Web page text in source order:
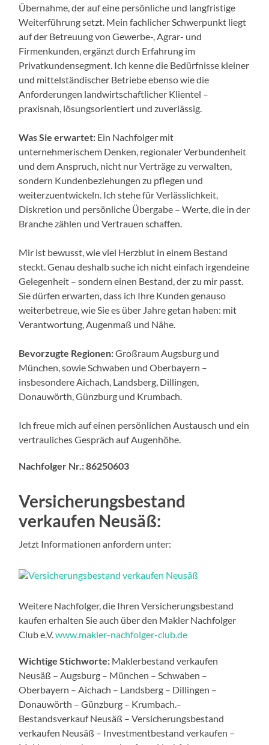
Übernahme, der auf eine persönliche und langfristige
Weiterführung setzt. Mein fachlicher Schwerpunkt liegt
auf der Betreuung von Gewerbe-, Agrar- und
Firmenkunden, ergänzt durch Erfahrung im
Privatkundensegment. Ich kenne die Bedürfnisse kleiner
und mittelständischer Betriebe ebenso wie die
Anforderungen landwirtschaftlicher Klientel –
praxisnah, lösungsorientiert und zuverlässig.
Was Sie erwartet: Ein Nachfolger mit
unternehmerischem Denken, regionaler Verbundenheit
und dem Anspruch, nicht nur Verträge zu verwalten,
sondern Kundenbeziehungen zu pflegen und
weiterzuentwickeln. Ich stehe für Verlässlichkeit,
Diskretion und persönliche Übergabe – Werte, die in der
Branche zählen und Vertrauen schaffen.
Mir ist bewusst, wie viel Herzblut in einem Bestand
steckt. Genau deshalb suche ich nicht einfach irgendeine
Gelegenheit – sondern einen Bestand, der zu mir passt.
Sie dürfen erwarten, dass ich Ihre Kunden genauso
weiterbetreue, wie Sie es über Jahre getan haben: mit
Verantwortung, Augenmaß und Nähe.
Bevorzugte Regionen:Großraum Augsburg und
München, sowie Schwaben und Oberbayern –
insbesondere Aichach, Landsberg, Dillingen,
Donauwörth, Günzburg und Krumbach.
Ich freue mich auf einen persönlichen Austausch und ein
vertrauliches Gespräch auf Augenhöhe.
Nachfolger Nr.: 86250603
Versicherungsbestand
verkaufen Neusäß:
Jetzt Informationen anfordern unter:
Weitere Nachfolger, die Ihren Versicherungsbestand
kaufen erhalten Sie auch über den Makler Nachfolger
Club e.V.www.makler-nachfolger-club.de
Wichtige Stichworte: Maklerbestand verkaufen
Neusäß – Augsburg – München – Schwaben –
Oberbayern – Aichach – Landsberg – Dillingen –
Donauwörth – Günzburg – Krumbach.–
Bestandsverkauf Neusäß – Versicherungsbestand
verkaufen Neusäß – Investmentbestand verkaufen –